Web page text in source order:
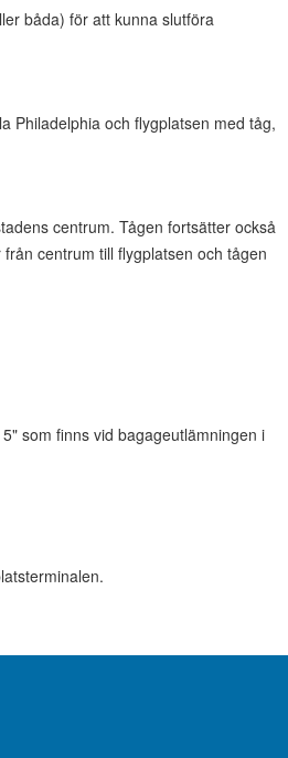
båda) för att kunna slutföra
Philadelphia och flygplatsen med tåg,
centrum. Tågen fortsätter också
centrum till flygplatsen och tågen
som finns vid bagageutlämningen i